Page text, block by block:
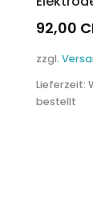
92,00
zzgl.
Lieferzeit:
bestellt